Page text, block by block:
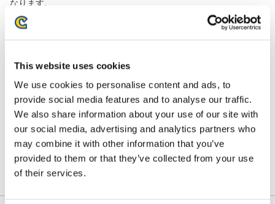
This website uses cookies
We use cookies to personalise content and ads, to
provide social media features and to analyse our traffic.
We also share information about your use of our site with
our social media, advertising and analytics partners who
may combine it with other information that you’ve
provided to them or that they’ve collected from your use
of their services.
なります。
※会場への飲料の持ち込みは、ラベルをはがした水のみとなりま
す。
※食べ物については、持ち込み禁止となります。
※会場フロアのみならず、トイレ、階段、エントランス、エレベ
ーターホールなど会場入居ビル敷地全体が禁煙となります。
また、会場付近の路上も中野区の条例により禁煙エリアに指定
されていますので、喫煙はご遠慮ください。
※本イベント会場にはエレベーター・エスカレーター等の設備は
付帯しておりません。
安全上の理由から階段の使用が難しい場合には入場をお断りさ
せていただく場合がございます。あらかじめご了承いただけます
と幸いです。